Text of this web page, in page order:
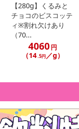
【280g】くるみと
チョコのビスコッテ
ィ※割れ欠けあり
（70...
4060円
（14 .5円／g）